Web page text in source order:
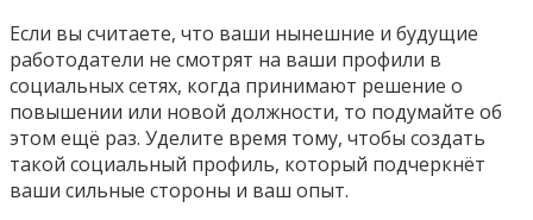
Если вы считаете, что ваши нынешние и будущие
работодатели не смотрят на ваши профили в
социальных сетях, когда принимают решение о
повышении или новой должности, то подумайте об
этом ещё раз. Уделите время тому, чтобы создать
такой социальный профиль, который подчеркнёт
ваши сильные стороны и ваш опыт.